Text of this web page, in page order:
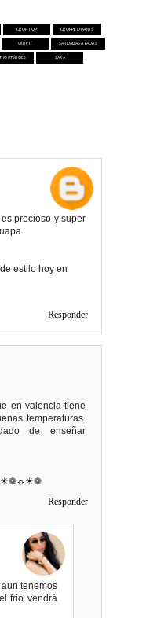
CROP TOP CROPPED PANTS
OUTFIT SANDALIAS ATADAS
ZARA
precioso y super
estilo hoy en
Responder
en valencia tiene
temperaturas.
de enseñar
☀❁☼☀❁
Responder
tenemos
frio vendrá